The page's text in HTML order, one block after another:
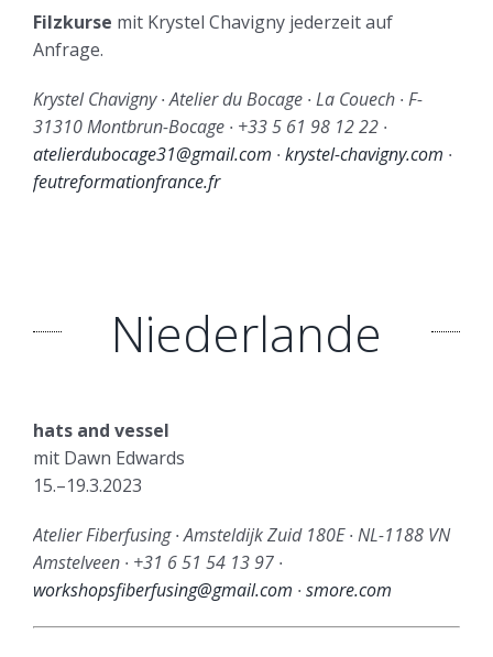
Filzkurse mit Krystel Chavigny jederzeit auf
Anfrage.
Krystel Chavigny ∙ Atelier du Bocage ∙ La Couech ∙ F-
31310 Montbrun-Bocage ∙ +33 5 61 98 12 22 ∙
atelierdubocage31@gmail.com ∙ krystel-chavigny.com ∙
feutreformationfrance.fr
Niederlande
hats and vessel
mit Dawn Edwards
15.–19.3.2023
Atelier Fiberfusing ∙ Amsteldijk Zuid 180E ∙ NL-1188 VN
Amstelveen ∙ +31 6 51 54 13 97 ∙
workshopsfiberfusing@gmail.com ∙ smore.com